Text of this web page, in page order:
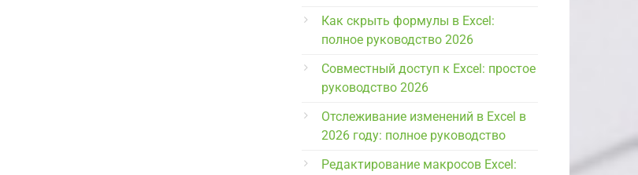
Как скрыть формулы в Excel:
полное руководство 2026
Совместный доступ к Excel: простое
руководство 2026
Отслеживание изменений в Excel в
2026 году: полное руководство
Редактирование макросов Excel: